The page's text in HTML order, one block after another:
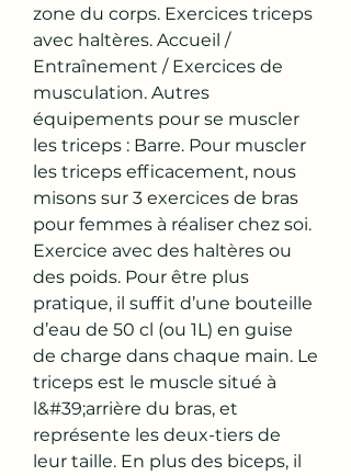
zone du corps. Exercices triceps
avec haltères. Accueil /
Entraînement / Exercices de
musculation. Autres
équipements pour se muscler
les triceps : Barre. Pour muscler
les triceps efficacement, nous
misons sur 3 exercices de bras
pour femmes à réaliser chez soi.
Exercice avec des haltères ou
des poids. Pour être plus
pratique, il suffit d’une bouteille
d’eau de 50 cl (ou 1L) en guise
de charge dans chaque main. Le
triceps est le muscle situé à
l&#39;arrière du bras, et
représente les deux-tiers de
leur taille. En plus des biceps, il